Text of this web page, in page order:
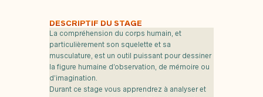
DESCRIPTIF DU STAGE
La compréhension du corps humain, et
particulièrement son squelette et sa
musculature, est un outil puissant pour dessiner
la figure humaine d’observation, de mémoire ou
d’imagination.
Durant ce stage vous apprendrez à analyser et